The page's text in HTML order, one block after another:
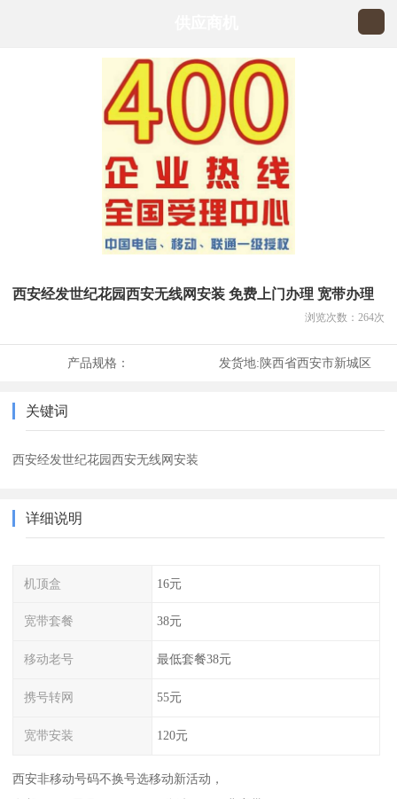
西安经发世纪花园西安无线网安装 免费上门办理 宽带办理
浏览次数： 264次
产品规格： 发货地:陕西省西安市新城区
关键词
西安经发世纪花园西安无线网安装
详细说明
机顶盒 16元
宽带套餐 38元
移动老号 最低套餐38元
携号转网 55元
宽带安装 120元
西安非移动号码不换号选移动新活动，